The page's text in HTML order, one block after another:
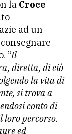
la Croce
ad un
“Il
diretta, di ciò
la vita di
si trova a
conto di
loro percorso.
ed